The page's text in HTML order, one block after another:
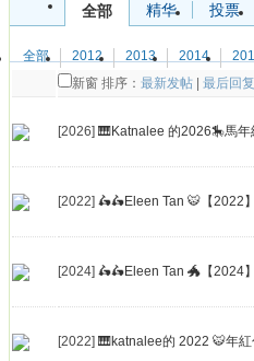
全部 精华 投票
全部 2012 2013 2014
新窗 排序： 最新发帖 最后回
[2026] 🎹Katnalee 的2026🎠馬
[2022] 🛵🛵Eleen Tan 🐯【2022
[2024] 🛵🛵Eleen Tan 🐲【2024
[2022] 🎹katnalee的 2022 🐯年